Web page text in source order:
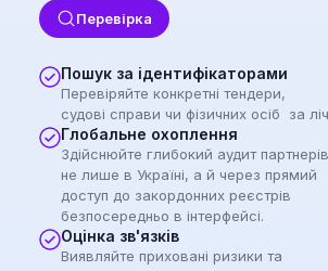
Перевірка
Пошук за ідентифікаторами
Перевіряйте конкретні тендери,
судові справи чи фізичних осіб за
Глобальне охоплення
Здійснюйте глибокий аудит партнерів
не лише в Україні, а й через прямий
доступ до закордонних реєстрів
безпосередньо в інтерфейсі.
Оцінка зв'язків
Виявляйте приховані ризики та